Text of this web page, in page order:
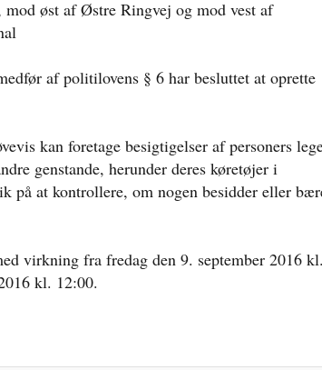
øst af Østre Ringvej og mod vest af
af politilovens § 6 har besluttet at oprette
kan foretage besigtigelser af personers
genstande, herunder deres køretøjer i
på at kontrollere, om nogen besidder eller
virkning fra fredag den 9. september 2016
kl. 12:00.